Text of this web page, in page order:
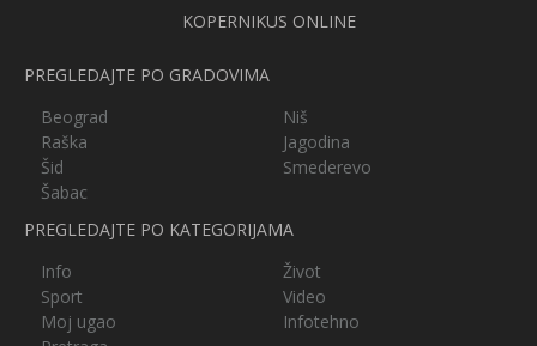
KOPERNIKUS ONLINE
PREGLEDAJTE PO GRADOVIMA
Beograd
Niš
Raška
Jagodina
Šid
Smederevo
Šabac
PREGLEDAJTE PO KATEGORIJAMA
Info
Život
Sport
Video
Moj ugao
Infotehno